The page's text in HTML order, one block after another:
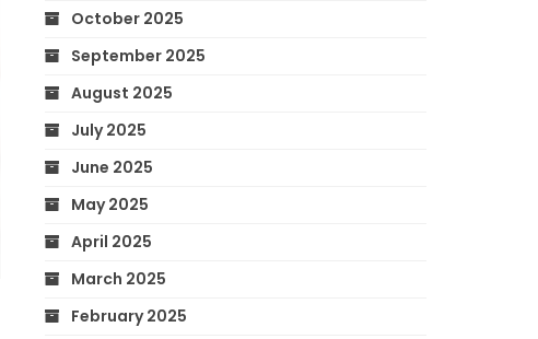
October 2025
September 2025
August 2025
July 2025
June 2025
May 2025
April 2025
March 2025
February 2025